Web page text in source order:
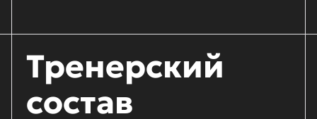
Тренерский
состав